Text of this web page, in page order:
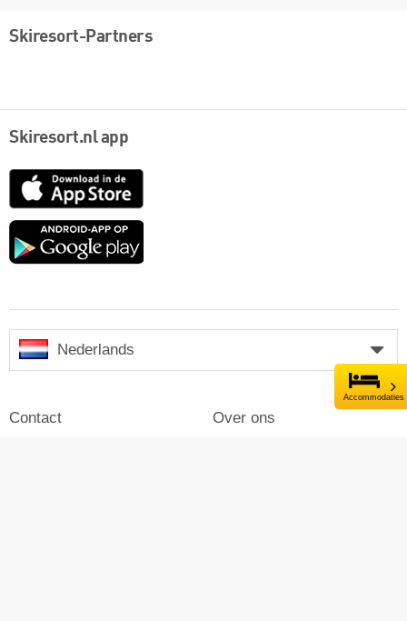
Accommodaties
Skiresort-Partners
Skiresort.nl app
App
Google
Nederlands
Contact Over ons